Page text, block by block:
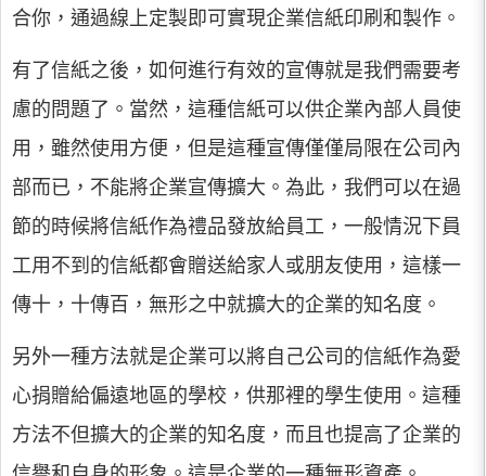
合你，通過線上定製即可實現企業信紙印刷和製作。
有了信紙之後，如何進行有效的宣傳就是我們需要考
慮的問題了。當然，這種信紙可以供企業內部人員使
用，雖然使用方便，但是這種宣傳僅僅局限在公司內
部而已，不能將企業宣傳擴大。為此，我們可以在過
節的時候將信紙作為禮品發放給員工，一般情況下員
工用不到的信紙都會贈送給家人或朋友使用，這樣一
傳十，十傳百，無形之中就擴大的企業的知名度。
另外一種方法就是企業可以將自己公司的信紙作為愛
心捐贈給偏遠地區的學校，供那裡的學生使用。這種
方法不但擴大的企業的知名度，而且也提高了企業的